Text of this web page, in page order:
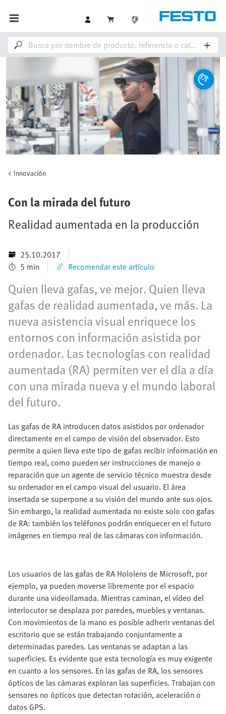
Innovación
Con la mirada del futuro
Realidad aumentada en la producción
25.10.2017
5 min
Recomendar este artículo
Quien lleva gafas, ve mejor. Quien lleva
gafas de realidad aumentada, ve más. La
nueva asistencia visual enriquece los
entornos con información asistida por
ordenador. Las tecnologías con realidad
aumentada (RA) permiten ver el día a día
con una mirada nueva y el mundo laboral
del futuro.
Las gafas de RA introducen datos asistidos por ordenador
directamente en el campo de visión del observador. Esto
permite a quien lleva este tipo de gafas recibir información en
tiempo real, como pueden ser instrucciones de manejo o
reparación que un agente de servicio técnico muestra desde
su ordenador en el campo visual del usuario. El área
insertada se superpone a su visión del mundo ante sus ojos.
Sin embargo, la realidad aumentada no existe solo con gafas
de RA: también los teléfonos podrán enriquecer en el futuro
imágenes en tiempo real de las cámaras con información.
Los usuarios de las gafas de RA Hololens de Microsoft, por
ejemplo, ya pueden moverse libremente por el espacio
durante una videollamada. Mientras caminan, el vídeo del
interlocutor se desplaza por paredes, muebles y ventanas.
Con movimientos de la mano es posible adherir ventanas del
escritorio que se están trabajando conjuntamente a
determinadas paredes. Las ventanas se adaptan a las
superficies. Es evidente que esta tecnología es muy exigente
en cuanto a los sensores. En las gafas de RA, los sensores
ópticos de las cámaras exploran las superficies. Trabajan con
sensores no ópticos que detectan rotación, aceleración o
datos GPS.